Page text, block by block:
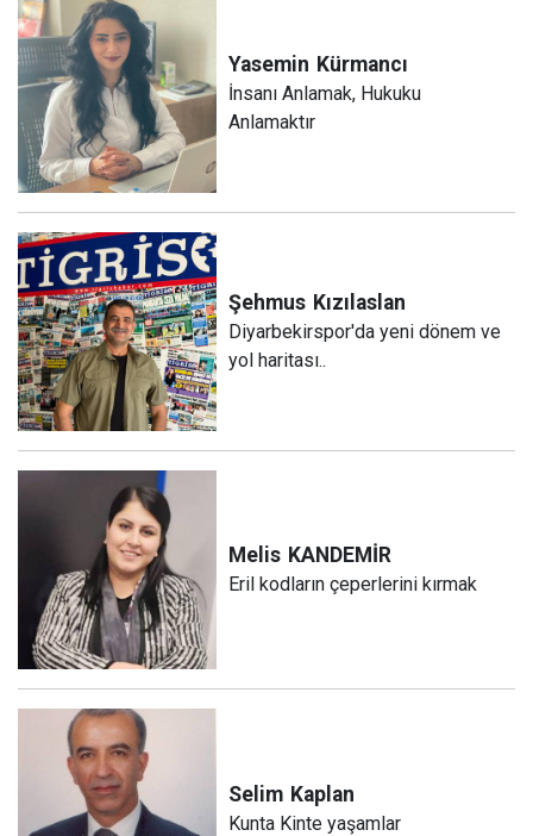
Yasemin Kürmancı
İnsanı Anlamak, Hukuku
Anlamaktır
Şehmus Kızılaslan
Diyarbekirspor'da yeni dönem ve
yol haritası..
Melis KANDEMİR
Eril kodların çeperlerini kırmak
Selim Kaplan
Kunta Kinte yaşamlar